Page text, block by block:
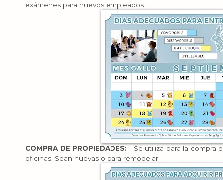
exámenes para nuevos empleados.
COMPRA DE PROPIEDADES: Se utiliza para la compra
oficinas. Sean nuevas o para remodelar.